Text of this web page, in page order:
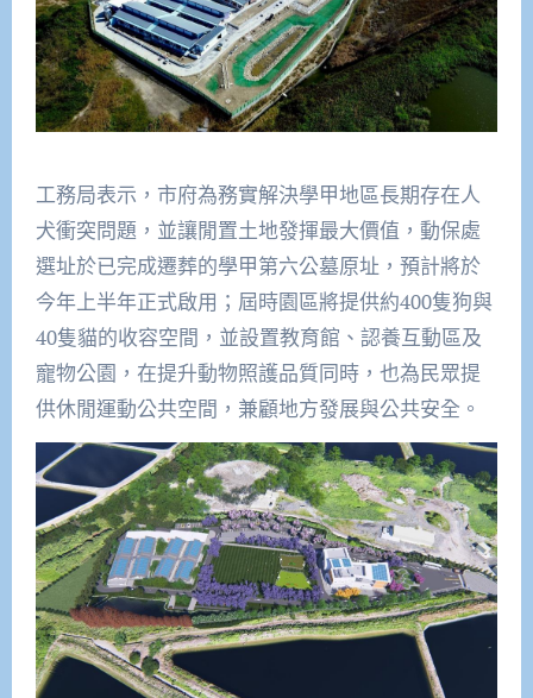
工務局表示，市府為務實解決學甲地區長期存在人
犬衝突問題，並讓閒置土地發揮最大價值，動保處
選址於已完成遷葬的學甲第六公墓原址，預計將於
今年上半年正式啟用；屆時園區將提供約400隻狗與
40隻貓的收容空間，並設置教育館、認養互動區及
寵物公園，在提升動物照護品質同時，也為民眾提
供休閒運動公共空間，兼顧地方發展與公共安全。